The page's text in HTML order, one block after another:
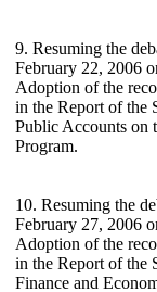
9. Resuming the
February 22, 2006
Adoption of the
in the Report of the
Public Accounts on
Program.
10. Resuming the
February 27, 2006
Adoption of the
in the Report of the
Finance and